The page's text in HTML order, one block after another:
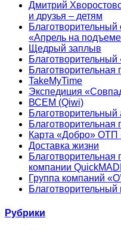
Дмитрий
и друзья – детям
«Апрель на
Щедрый заплыв
TakeMyTime
Экспедиция
ВСЕМ (Qiwi)
Карта «Добро» ОТП
Доставка жизни
компании
Группа компаний
Благотворительный
Рубрики